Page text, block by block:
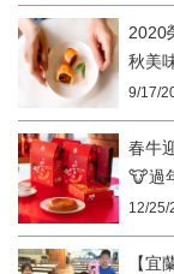
2020
秋美
9/17/
春牛
🐮過
12/25/
【宜